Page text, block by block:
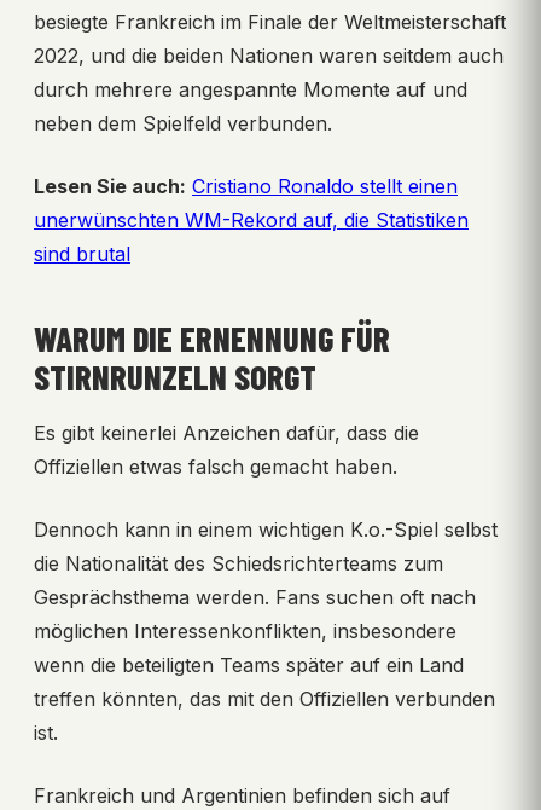
besiegte Frankreich im Finale der Weltmeisterschaft
2022, und die beiden Nationen waren seitdem auch
durch mehrere angespannte Momente auf und
neben dem Spielfeld verbunden.
Lesen Sie auch: Cristiano Ronaldo stellt einen
unerwünschten WM-Rekord auf, die Statistiken
sind brutal
WARUM DIE ERNENNUNG FÜR
STIRNRUNZELN SORGT
Es gibt keinerlei Anzeichen dafür, dass die
Offiziellen etwas falsch gemacht haben.
Dennoch kann in einem wichtigen K.o.-Spiel selbst
die Nationalität des Schiedsrichterteams zum
Gesprächsthema werden. Fans suchen oft nach
möglichen Interessenkonflikten, insbesondere
wenn die beteiligten Teams später auf ein Land
treffen könnten, das mit den Offiziellen verbunden
ist.
Frankreich und Argentinien befinden sich auf